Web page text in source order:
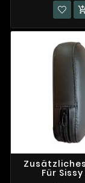
Für